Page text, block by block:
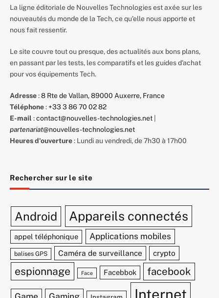
La ligne éditoriale de Nouvelles Technologies est axée sur les
nouveautés du monde de la Tech, ce qu'elle nous apporte et
nous fait ressentir.
Le site couvre tout ou presque, des actualités aux bons plans,
en passant par les tests, les comparatifs et les guides d'achat
pour vos équipements Tech.
Adresse:8 Rte de Vallan, 89000 Auxerre, France
Téléphone: +33 3 86 70 02 82
E-mail :contact@nouvelles-technologies.net
partenariat@nouvelles-technologies.net
Heures d'ouverture: Lundi au vendredi, de 7h30 à 17h00
Rechercher sur le site
Android Appareils connectés
appel téléphonique Applications mobiles
balises GPS Caméra de surveillance crypto
espionnage Face Facebbok facebook
Internet